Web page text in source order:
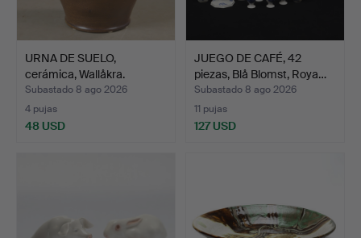
URNA DE SUELO,
cerámica, Wallåkra.
Subastado 8 ago 2026
4 pujas
48 USD
JUEGO DE CAFÉ, 42
piezas, Blå Blomst, Roya…
Subastado 8 ago 2026
11 pujas
127 USD